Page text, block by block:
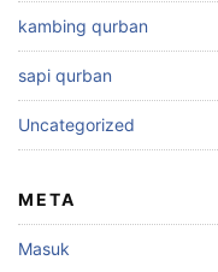
kambing qurban
sapi qurban
Uncategorized
META
Masuk